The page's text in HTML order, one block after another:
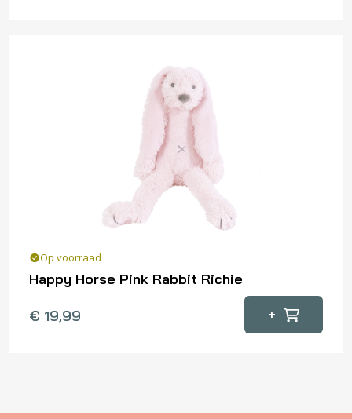
Op voorraad
Happy Horse Pink Rabbit Richie
€ 19,99 +